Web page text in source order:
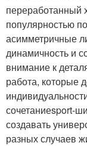
переработанный
популярностью
асимметричные
динамичность и
внимание к
работа, которые
сочетаниеsport-
создавать
разных случаев